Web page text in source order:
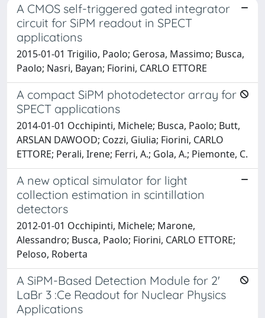
A CMOS self-triggered gated integrator
circuit for SiPM readout in SPECT
applications
2015-01-01 Trigilio, Paolo; Gerosa, Massimo; Busca,
Paolo; Nasri, Bayan; Fiorini, CARLO ETTORE
A compact SiPM photodetector array for
SPECT applications
2014-01-01 Occhipinti, Michele; Busca, Paolo; Butt,
ARSLAN DAWOOD; Cozzi, Giulia; Fiorini, CARLO
ETTORE; Perali, Irene; Ferri, A.; Gola, A.; Piemonte, C.
A new optical simulator for light
collection estimation in scintillation
detectors
2012-01-01 Occhipinti, Michele; Marone,
Alessandro; Busca, Paolo; Fiorini, CARLO ETTORE;
Peloso, Roberta
A SiPM-Based Detection Module for 2'
LaBr 3 :Ce Readout for Nuclear Physics
Applications